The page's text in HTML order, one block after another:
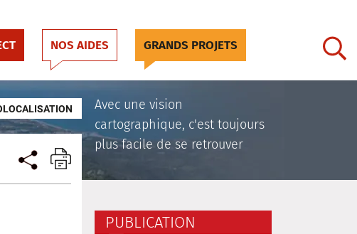
NOS AIDES GRANDS PROJETS
Avec une vision
cartographique, c'est toujours
plus facile de se retrouver
PUBLICATION